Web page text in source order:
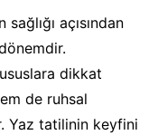
sağlığı açısından
dikkat
de ruhsal
Yaz tatilinin keyfini